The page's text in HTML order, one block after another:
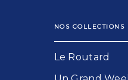
NOS COLLECTIONS
Le Routard​